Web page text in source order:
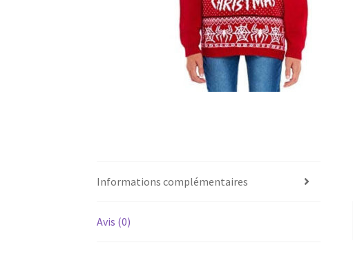
Informations complémentaires
Avis (0)